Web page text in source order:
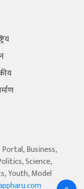
Business,
Science,
Youth, Model